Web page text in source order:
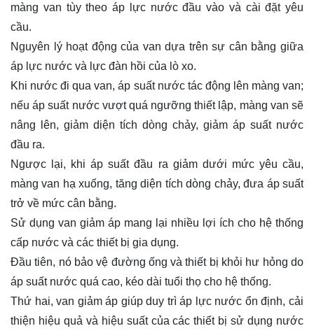
màng van tùy theo áp lực nước đầu vào và cài đặt yêu
cầu.
Nguyên lý hoạt động của van dựa trên sự cân bằng giữa
áp lực nước và lực đàn hồi của lò xo.
Khi nước đi qua van, áp suất nước tác động lên màng van;
nếu áp suất nước vượt quá ngưỡng thiết lập, màng van sẽ
nâng lên, giảm diện tích dòng chảy, giảm áp suất nước
đầu ra.
Ngược lại, khi áp suất đầu ra giảm dưới mức yêu cầu,
màng van hạ xuống, tăng diện tích dòng chảy, đưa áp suất
trở về mức cân bằng.
Sử dụng van giảm áp mang lại nhiều lợi ích cho hệ thống
cấp nước và các thiết bị gia dụng.
Đầu tiên, nó bảo vệ đường ống và thiết bị khỏi hư hỏng do
áp suất nước quá cao, kéo dài tuổi thọ cho hệ thống.
Thứ hai, van giảm áp giúp duy trì áp lực nước ổn định, cải
thiện hiệu quả và hiệu suất của các thiết bị sử dụng nước